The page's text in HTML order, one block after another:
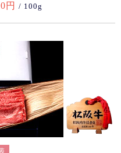
円 / 100g